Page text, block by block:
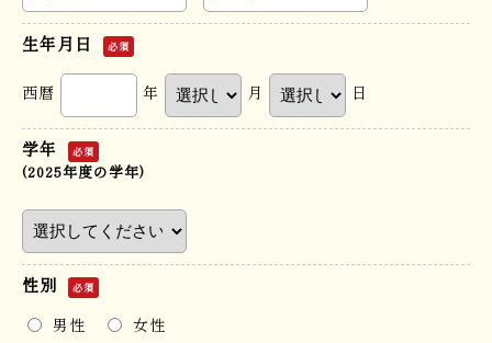
生年月日 必須
西暦 年 月 日
学年 必須
(2025年度の学年)
性別 必須
男性 女性